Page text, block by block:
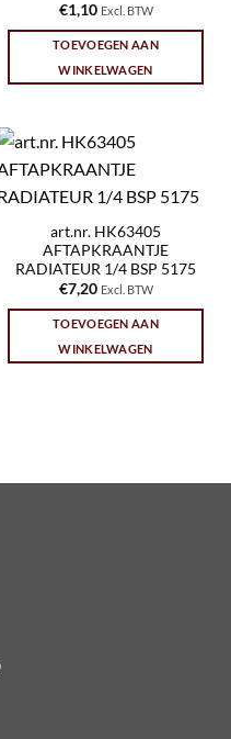
€1,10 Excl. BTW
TOEVOEGEN AAN
WINKELWAGEN
art.nr. HK63405
AFTAPKRAANTJE
RADIATEUR 1/4 BSP 5175
€7,20 Excl. BTW
TOEVOEGEN AAN
WINKELWAGEN